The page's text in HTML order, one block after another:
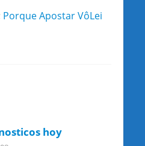
Porque Apostar VôLei
hoy